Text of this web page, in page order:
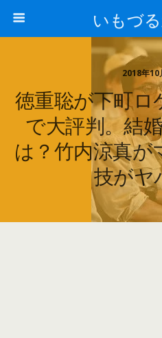
いもづ
2018年10
徳重聡が下町
で大評判。結
は？竹内涼真
技がヤ